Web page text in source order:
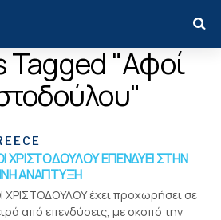
Tagged "Αφοί
ΧΡΙΣΤΟΔΟΥΛΟΥ ΕΠΕΝΔΥΕΙ ΣΤΗΝ
ΑΝΑΠΤΥΞΗ
ΧΡΙΣΤΟΔΟΥΛΟΥ έχει προχωρήσει σε
από επενδύσεις, με σκοπό την